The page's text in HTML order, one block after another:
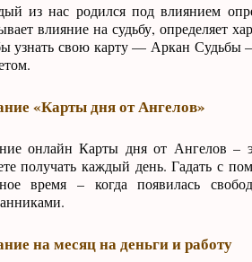
из нас родился под влиянием
влияние на судьбу, определяет
узнать свою карту — Аркан Судьбы
«Карты дня от Ангелов»
онлайн Карты дня от Ангелов –
получать каждый день. Гадать с
время – когда появилась
на месяц на деньги и работу